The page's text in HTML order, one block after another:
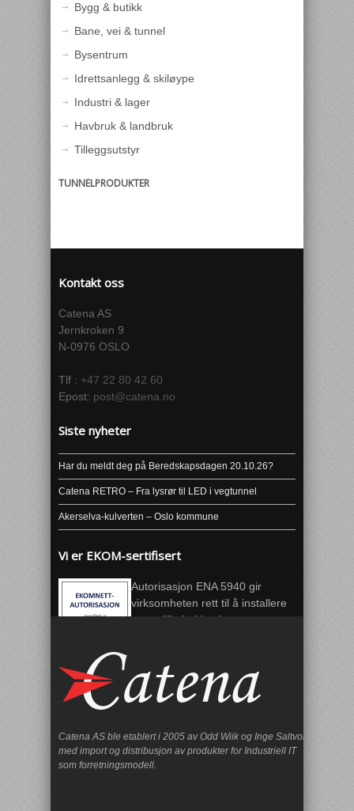
Bygg & butikk
Bane, vei & tunnel
Bysentrum
Idrettsanlegg & skiløype
Industri & lager
Havbruk & landbruk
Tilleggsutstyr
TUNNELPRODUKTER
Kontakt oss
Catena AS
Jernkroken 9
N-0976 OSLO
Tlf : +47 22 80 42 60
Epost: post@catena.no
Siste nyheter
Har du meldt deg på Beredskapsdagen 20.10.26?
Catena RETRO – Fra lysrør til LED i vegtunnel
Akerselva-kulverten – Oslo kommune
Vi er EKOM-sertifisert
Autorisasjon ENA 5940 gir
virksomheten rett til å installere
og vedlikeholde ekomnett.
Catena AS ble etablert i 2005 av Odd Wiik og Inge Saltvoll
med import og distribusjon av produkter for Industriell IT
som forretningsmodell.